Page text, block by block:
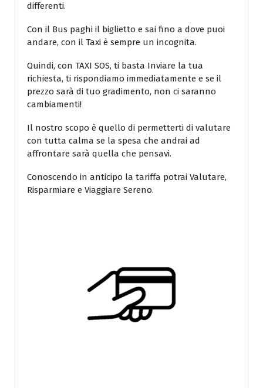
differenti.
Con il Bus paghi il biglietto e sai fino a dove puoi
andare, con il Taxi è sempre un incognita.
Quindi, con TAXI SOS, ti basta Inviare la tua
richiesta, ti rispondiamo immediatamente e se il
prezzo sarà di tuo gradimento, non ci saranno
cambiamenti!
Il nostro scopo è quello di permetterti di valutare
con tutta calma se la spesa che andrai ad
affrontare sarà quella che pensavi.
Conoscendo in anticipo la tariffa potrai Valutare,
Risparmiare e Viaggiare Sereno.